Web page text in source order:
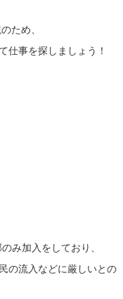
ため、
仕事を探しましょう！
み加入をしており、
の流入などに厳しいとの